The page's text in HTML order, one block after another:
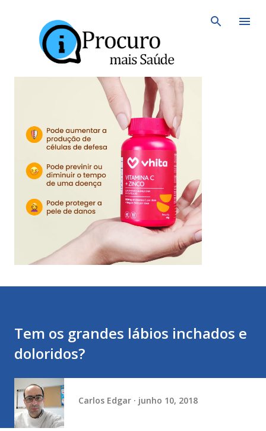
Tem os grandes lábios inchados e
doloridos?
Carlos Edgar junho 10, 2018